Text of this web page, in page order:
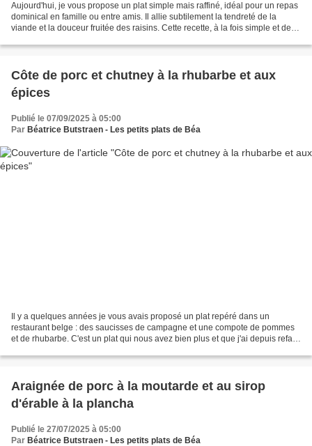
Aujourd'hui, je vous propose un plat simple mais raffiné, idéal pour un repas
dominical en famille ou entre amis. Il allie subtilement la tendreté de la
viande et la douceur fruitée des raisins. Cette recette, à la fois simple et de
Côte de porc et chutney à la rhubarbe et aux
épices
Publié le 07/09/2025 à 05:00
Par Béatrice Butstraen - Les petits plats de Béa
Il y a quelques années je vous avais proposé un plat repéré dans un
restaurant belge : des saucisses de campagne et une compote de pommes
et de rhubarbe. C'est un plat qui nous avez bien plus et que j'ai depuis refait
Araignée de porc à la moutarde et au sirop
d'érable à la plancha
Publié le 27/07/2025 à 05:00
Par Béatrice Butstraen - Les petits plats de Béa